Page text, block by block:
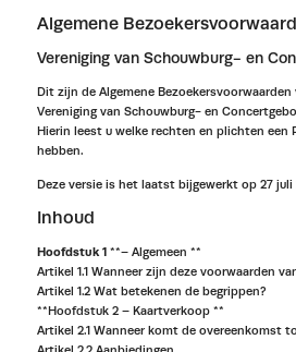
Algemene
Vereniging van Schouwburg- en
Dit zijn de Algemene Bezoekersvoorwaarden
Vereniging van Schouwburg- en
Hierin leest u welke rechten en plichten een
hebben.
Deze versie is het laatst bijgewerkt op 27 juli
Inhoud
Hoofdstuk 1 **– Algemeen **
Artikel 1.1 Wanneer zijn deze voorwaarden
Artikel 1.2 Wat betekenen de begrippen?
**Hoofdstuk 2 – Kaartverkoop **
Artikel 2.1 Wanneer komt de overeenkomst